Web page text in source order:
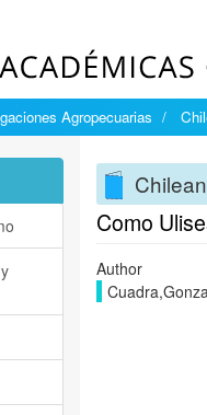
Agropecuarias
Como
Author